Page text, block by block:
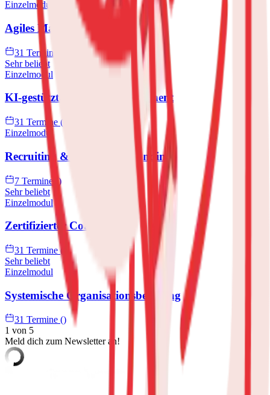
Einzelmodul
Agiles Management
31 Termine ()
Sehr beliebt
Einzelmodul
KI-gestütztes Changemanagement
31 Termine ()
Einzelmodul
Recruiting & Employer Branding
7 Termine ()
Sehr beliebt
Einzelmodul
Zertifizierter Coach
31 Termine ()
Sehr beliebt
Einzelmodul
Systemische Organisationsberatung
31 Termine ()
1 von 5
Meld dich zum Newsletter an!